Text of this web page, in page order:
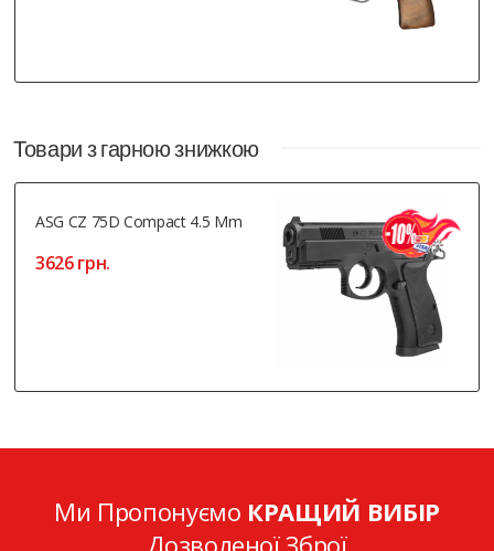
Товари з гарною знижкою
ASG CZ 75D Compact 4.5 Mm
3626 грн.
Ми Пропонуємо КРАЩИЙ ВИБІР